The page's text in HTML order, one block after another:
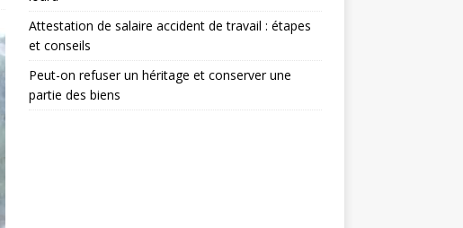
Attestation de salaire accident de travail : étapes
et conseils
Peut-on refuser un héritage et conserver une
partie des biens